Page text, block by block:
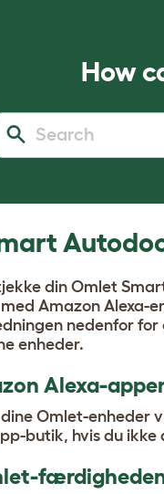
How
din Omlet
Amazon Alexa-
nedenfor
enheder.
Alexa-
Omlet-enheder
butik, hvis du